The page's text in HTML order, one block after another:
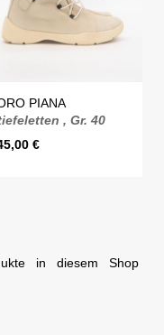
PIANA
, Gr. 40
€
in diesem Shop